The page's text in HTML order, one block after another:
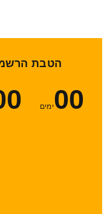
הטבת
00ימים